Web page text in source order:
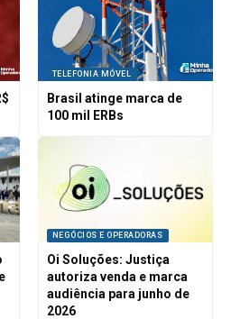
TELEFONIA MÓVEL
Brasil atinge marca de
100 mil ERBs
NEGÓCIOS E OPERADORAS
Oi Soluções: Justiça
autoriza venda e marca
audiência para junho de
2026